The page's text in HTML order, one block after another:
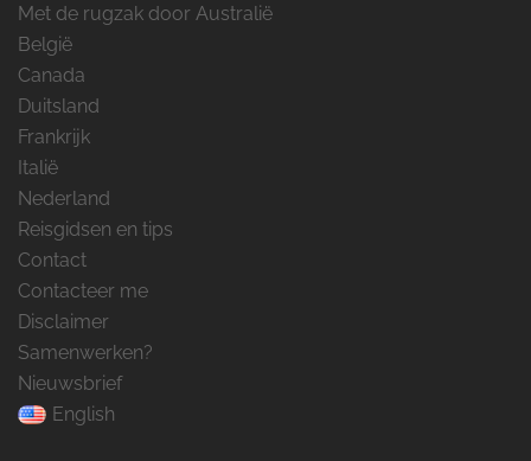
Met de rugzak door Australië
België
Canada
Duitsland
Frankrijk
Italië
Nederland
Reisgidsen en tips
Contact
Contacteer me
Disclaimer
Samenwerken?
Nieuwsbrief
English